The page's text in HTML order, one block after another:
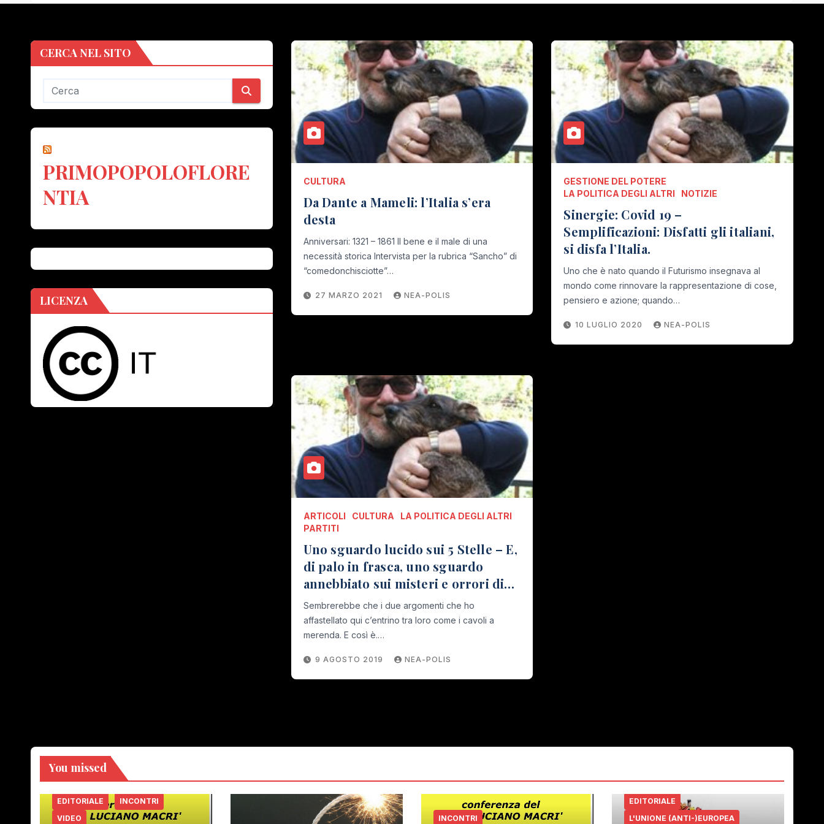
CERCA NEL SITO
PRIMOPOPOLOFLORE
NTIA
LICENZA
CULTURA
Da Dante a Mameli: l’Italia s’era
desta
Anniversari: 1321 – 1861 Il bene e il male di una
necessità storica Intervista per la rubrica “Sancho” di
“comedonchisciotte”…
27 MARZO 2021 NEA-POLIS
GESTIONE DEL POTERE
LA POLITICA DEGLI ALTRI
NOTIZIE
Sinergie: Covid 19 –
Semplificazioni: Disfatti gli italiani,
si disfa l’Italia.
Uno che è nato quando il Futurismo insegnava al
mondo come rinnovare la rappresentazione di cose,
pensiero e azione; quando…
10 LUGLIO 2020 NEA-POLIS
ARTICOLI CULTURA
LA POLITICA DEGLI ALTRI
PARTITI
Uno sguardo lucido sui 5 Stelle – E,
di palo in frasca, uno sguardo
annebbiato sui misteri e orrori di
Trastevere
Sembrerebbe che i due argomenti che ho
affastellato qui c’entrino tra loro come i cavoli a
merenda. E così è.…
9 AGOSTO 2019 NEA-POLIS
You missed
EDITORIALE
INCONTRI
VIDEO
INCONTRI
EDITORIALE
L'UNIONE (ANTI-)EUROPEA